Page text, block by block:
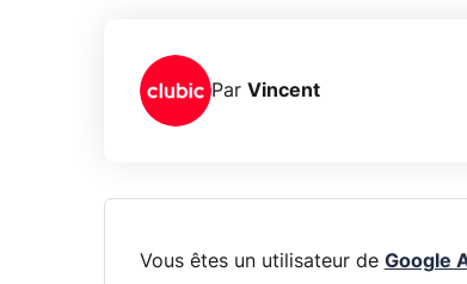
Par Vincent
Vous êtes un utilisateur de Google